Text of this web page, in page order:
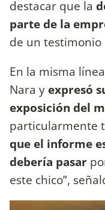
destacar que la
parte de la
de un testimonio
En la misma
Nara y expresó
exposición del
particularmente
que el informe
debería pasar
este chico”,